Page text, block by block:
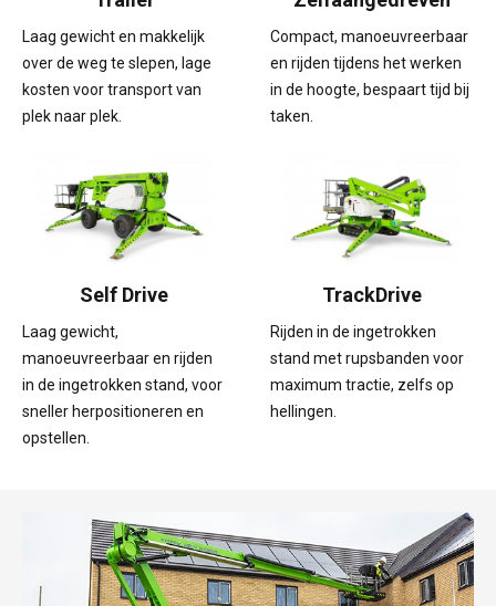
Laag gewicht en makkelijk
over de weg te slepen, lage
kosten voor transport van
plek naar plek.
Compact, manoeuvreerbaar
en rijden tijdens het werken
in de hoogte, bespaart tijd bij
taken.
Self Drive
Laag gewicht,
manoeuvreerbaar en rijden
in de ingetrokken stand, voor
sneller herpositioneren en
opstellen.
TrackDrive
Rijden in de ingetrokken
stand met rupsbanden voor
maximum tractie, zelfs op
hellingen.